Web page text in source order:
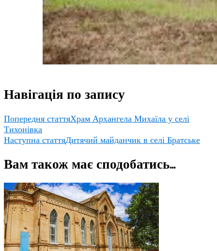
Навігація по запису
Попередня статтяХрам Архангела Михаїла у селі
Тихонівка
Наступна статтяДитячий майданчик в селі Братське
Вам також має сподобатись...